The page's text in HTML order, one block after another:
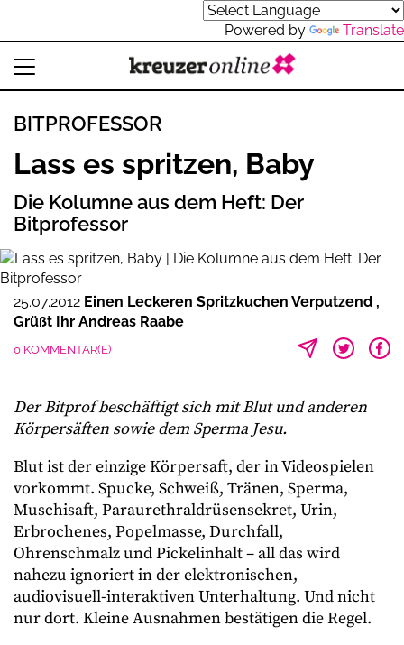
Powered by Translate
BITPROFESSOR
Lass es spritzen, Baby
Die Kolumne aus dem Heft: Der
Bitprofessor
25.07.2012 Einen Leckeren Spritzkuchen Verputzend
Grüßt Ihr Andreas Raabe
0 KOMMENTAR(E)
Der Bitprof beschäftigt sich mit Blut und anderen
Körpersäften sowie dem Sperma Jesu.
Blut ist der einzige Körpersaft, der in Videospielen
vorkommt. Spucke, Schweiß, Tränen, Sperma,
Muschisaft, Paraurethraldrüsensekret, Urin,
Erbrochenes, Popelmasse, Durchfall,
Ohrenschmalz und Pickelinhalt – all das wird
nahezu ignoriert in der elektronischen,
audiovisuell-interaktiven Unterhaltung. Und nicht
nur dort. Kleine Ausnahmen bestätigen die Regel.